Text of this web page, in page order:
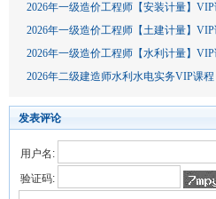
2026年一级造价工程师【安装计量】VIP
2026年一级造价工程师【土建计量】VIP
2026年一级造价工程师【水利计量】VIP
2026年二级建造师水利水电实务VIP课程
发表评论
用户名:
验证码: